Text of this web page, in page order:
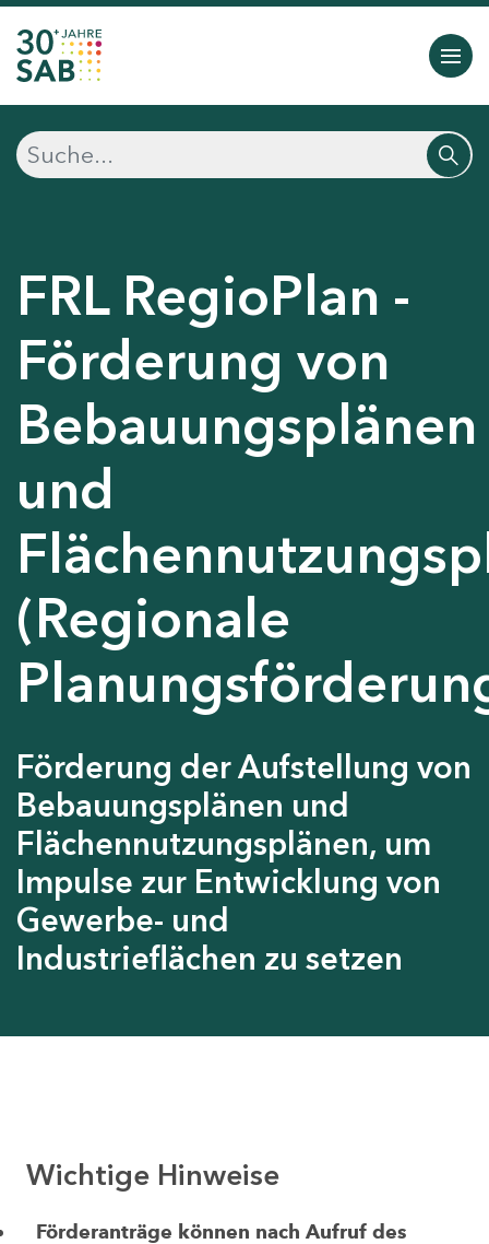
FRL RegioPlan -
Förderung von
Bebauungsplänen
und
(Regionale
Förderung der Aufstellung von
Bebauungsplänen und
Flächennutzungsplänen, um
Impulse zur Entwicklung von
Gewerbe- und
Industrieflächen zu setzen
Wichtige Hinweise
Förderanträge können nach Aufruf des